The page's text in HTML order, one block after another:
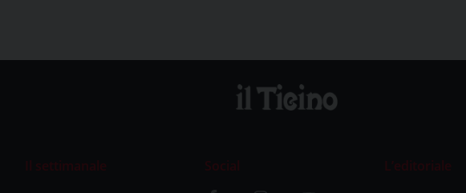
Il settimanale
Social
L’editoriale